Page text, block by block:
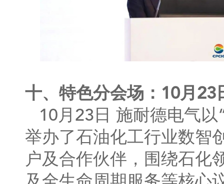
十、特色分会场：10月23
10月23日 施耐德电气
举办了石油化工行业数智
户及合作伙伴，围绕石化